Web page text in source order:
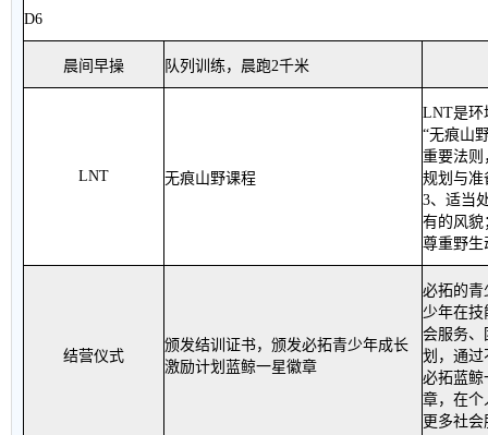
D6
晨间早操 队列训练，晨跑2千米
LNT 无痕山野课程
LNT是环
“无痕山
重要法则
规划与准
3、适当
有的风貌
尊重野生
结营仪式
颁发结训证书，颁发必拓青少年成长
激励计划蓝鲸一星徽章
必拓的青
少年在
会服务、
划，通过
必拓蓝鲸
章，在个
更多社